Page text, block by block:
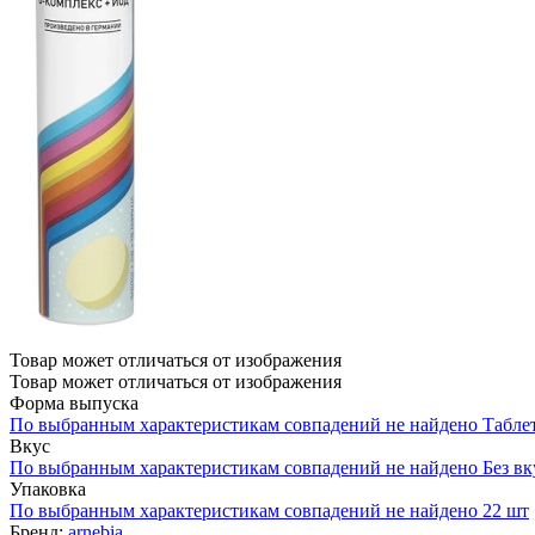
Товар может отличаться от изображения
Товар может отличаться от изображения
Форма выпуска
По выбранным характеристикам совпадений не найдено
Вкус
По выбранным характеристикам совпадений не найдено Без
Упаковка
По выбранным характеристикам совпадений не найдено 22 шт